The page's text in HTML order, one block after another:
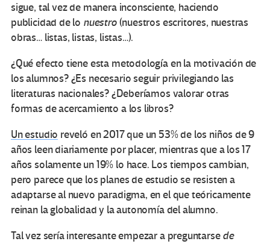
sigue, tal vez de manera inconsciente, haciendo
publicidad de lo nuestro(nuestros escritores, nuestras
obras… listas, listas, listas…).
¿Qué efecto tiene esta metodología en la motivación de
los alumnos? ¿Es necesario seguir privilegiando las
literaturas nacionales? ¿Deberíamos valorar otras
formas de acercamiento a los libros?
Un estudio reveló en 2017 que un 53% de los niños de 9
años leen diariamente por placer, mientras que a los 17
años solamente un 19% lo hace. Los tiempos cambian,
pero parece que los planes de estudio se resisten a
adaptarse al nuevo paradigma, en el que teóricamente
reinan la globalidad y la autonomía del alumno.
Tal vez sería interesante empezar a preguntarsede